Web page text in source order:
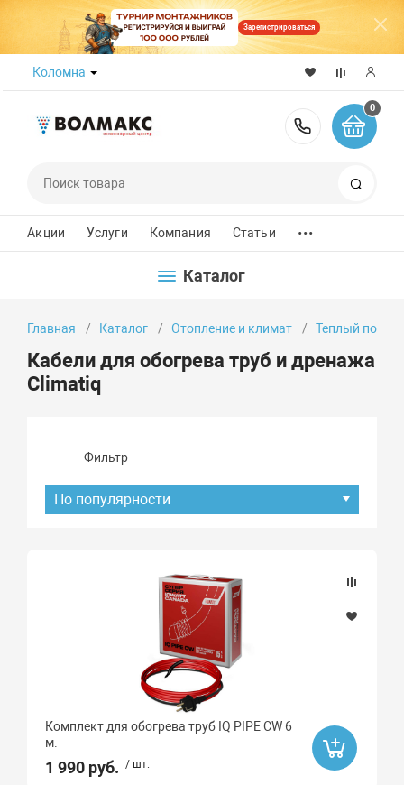
Зарегистрироваться
Коломна
8 (800)
0
Акции Услуги Компания Статьи ...
Каталог
Главная Каталог Отопление и климат Теплый пол
Кабели для обогрева труб и дренажа
Climatiq
Фильтр
По популярности
Да
Комплект для обогрева труб IQ PIPE CW 6
м.
1 990 руб. / шт.